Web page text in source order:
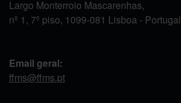
Largo Monterroio Mascarenhas,
nº 1, 7º piso, 1099-081 Lisboa - Portugal
Email geral:
ffms@ffms.pt